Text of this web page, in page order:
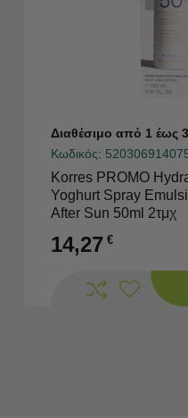
Διαθέσιμο από 1 έως
Κωδικός:
Korres PROMO
Yoghurt Spray
After Sun 50ml 2τμχ
14,27 €